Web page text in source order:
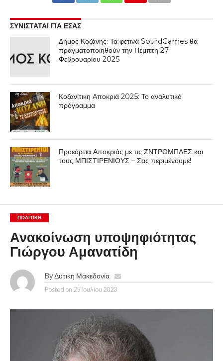
ΣΥΝΙΣΤΑΤΑΙ ΓΙΑ ΕΣΑΣ
Δήμος Κοζάνης: Τα φετινά SourdGames θα
πραγματοποιηθούν την Πέμπτη 27
Φεβρουαρίου 2025
Κοζανίτικη Αποκριά 2025: Το αναλυτικό
πρόγραμμα
Προεόρτια Αποκριάς με τις ΖΝΤΡΟΜΠΛΕΣ και
τους ΜΠΙΣΤΙΡΕΝΙΟΥΣ – Σας περιμένουμε!
ΠΟΛΙΤΙΚΉ
Ανακοίνωση υποψηφιότητας
Γιώργου Αμανατίδη
By Δυτική Μακεδονία
Posted on 25 Ιουλίου 2023